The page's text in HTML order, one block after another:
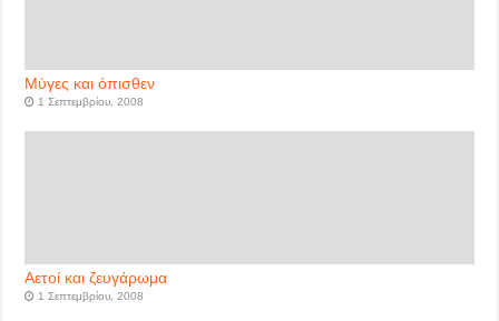
Μύγες και όπισθεν
1 Σεπτεμβρίου, 2008
Αετοί και ζευγάρωμα
1 Σεπτεμβρίου, 2008